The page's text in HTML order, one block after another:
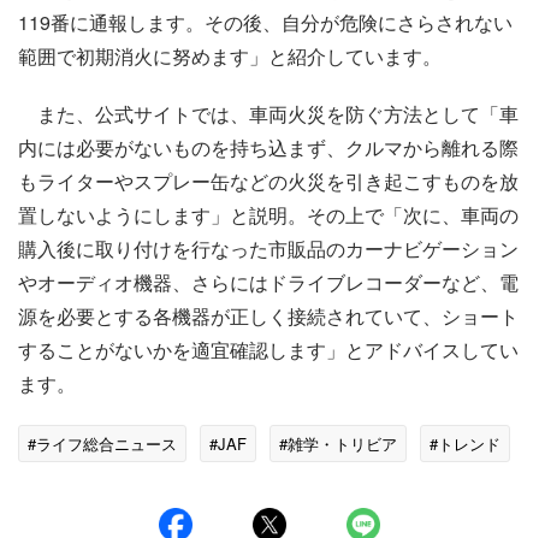
119番に通報します。その後、自分が危険にさらされない
範囲で初期消火に努めます」と紹介しています。
また、公式サイトでは、車両火災を防ぐ方法として「車
内には必要がないものを持ち込まず、クルマから離れる際
もライターやスプレー缶などの火災を引き起こすものを放
置しないようにします」と説明。その上で「次に、車両の
購入後に取り付けを行なった市販品のカーナビゲーション
やオーディオ機器、さらにはドライブレコーダーなど、電
源を必要とする各機器が正しく接続されていて、ショート
することがないかを適宜確認します」とアドバイスしてい
ます。
#ライフ総合ニュース #JAF #雑学・トリビア #トレンド